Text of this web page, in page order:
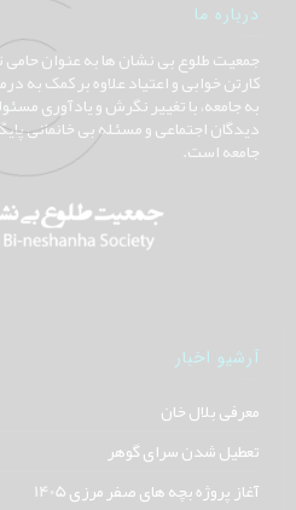
درباره ما
جمعیت طلوع بی نشان ها به عنوان
کارتن خوابی و اعتیاد علاوه بر کمک به
به جامعه، با تغییر نگرش و یادآوری
دیدگان اجتماعی و مسئله بی خانمانی
جامعه است.
آرشیو اخبار
معرفی بلال خان
تعطیل شدن سرای گوهر
آغاز پروژه بچه های صفر مرزی 1405